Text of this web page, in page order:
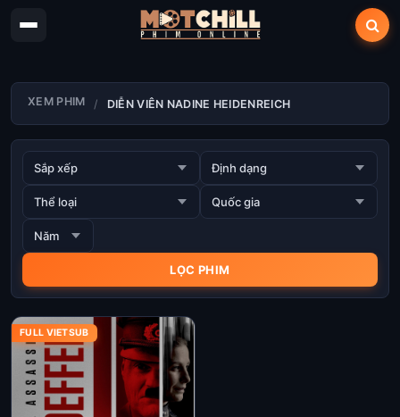
XEM PHIM DIỄN VIÊN NADINE HEIDENREICH
FULL VIETSUB